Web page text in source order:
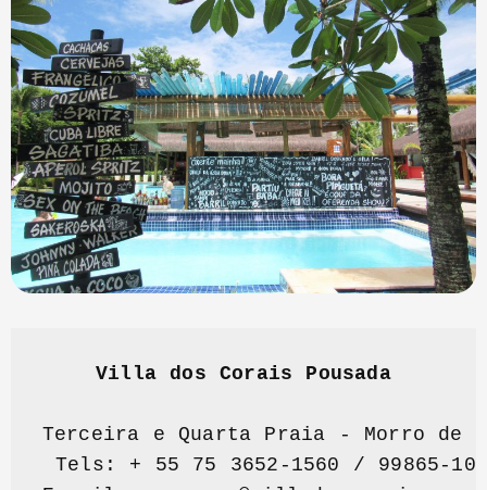
Villa dos Corais Pousada
Terceira e Quarta Praia - Morro de
Tels: + 55 75 3652-1560 / 99865-